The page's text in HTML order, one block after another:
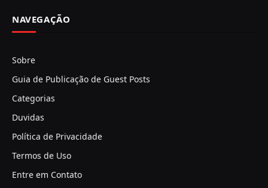
NAVEGAÇÃO
Sobre
Guia de Publicação de Guest Posts
Categorias
Duvidas
Política de Privacidade
Termos de Uso
Entre em Contato